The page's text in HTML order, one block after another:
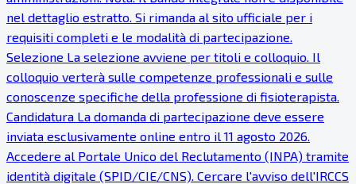
nel dettaglio estratto. Si rimanda al sito ufficiale per i
requisiti completi e le modalità di partecipazione.
Selezione La selezione avviene per titoli e colloquio. Il
colloquio verterà sulle competenze professionali e sulle
conoscenze specifiche della professione di fisioterapista.
Candidatura La domanda di partecipazione deve essere
inviata esclusivamente online entro il 11 agosto 2026.
Accedere al Portale Unico del Reclutamento (INPA) tramite
identità digitale (SPID/CIE/CNS). Cercare l'avviso dell'IRCCS